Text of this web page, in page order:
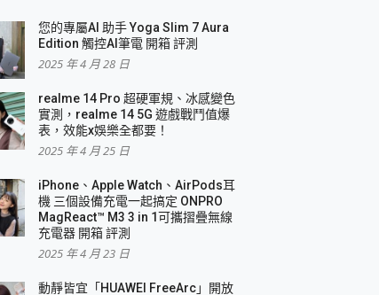
您的專屬AI 助手 Yoga Slim 7 Aura
Edition 觸控AI筆電 開箱 評測
2025 年 4 月 28 日
realme 14 Pro 超硬軍規、冰感變色
實測，realme 14 5G 遊戲戰鬥值爆
表，效能x娛樂全都要！
2025 年 4 月 25 日
iPhone、Apple Watch、AirPods耳
機 三個設備充電一起搞定 ONPRO
MagReact™ M3 3 in 1可攜摺疊無線
充電器 開箱 評測
2025 年 4 月 23 日
動靜皆宜「HUAWEI FreeArc」開放